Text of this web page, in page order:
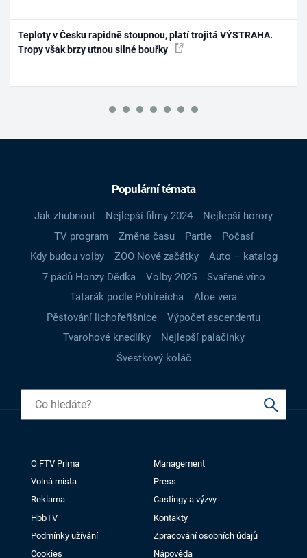
Teploty v Česku rapidně stoupnou, platí trojitá VÝSTRAHA.
Tropy však brzy utnou silné bouřky
Populární témata
Jak zhubnout Nejlepší filmy 2024
Nejlepší horory
TV program
Změna času Partie
Počasí
Kdy budou volby
ZOO Nové začátky
Auto – katalog
7 pádů Honzy Dědka
Volby 2025
Svařené víno
Tatarák podle Pohlreicha
Aloe vera
Pěstování lichořeřišnice
Výpočet ascendentu
Tvarohové knedlíky
Nejlepší palačinky
Švestkový koláč
O FTV Prima
Management
Volná místa
Press
Reklama
Castingy a výzvy
HbbTV
Kontakty
Podmínky užívání
Zpracování osobních údajů
Cookies
Nápověda